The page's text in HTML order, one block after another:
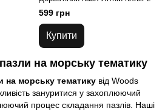
599 грн
Купити
на морську тематику
на морську тематику від Woods
зануритися у захоплюючий
процес складання пазлів. Наші